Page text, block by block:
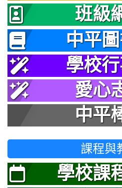
班級
中平
學校
愛心
中平
課程與
學校課